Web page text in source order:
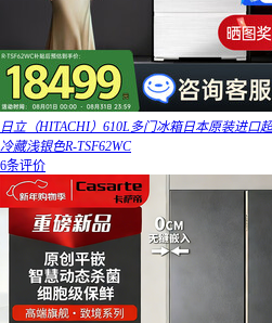
日立（HITACHI）610L多门冰箱日本原装进口
冷藏浅银色R-TSF62WC
6条评价